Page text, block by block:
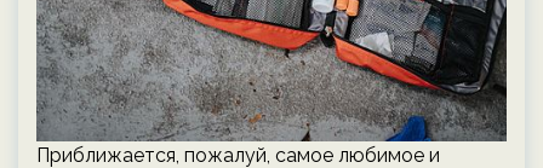
Приближается, пожалуй, самое любимое и